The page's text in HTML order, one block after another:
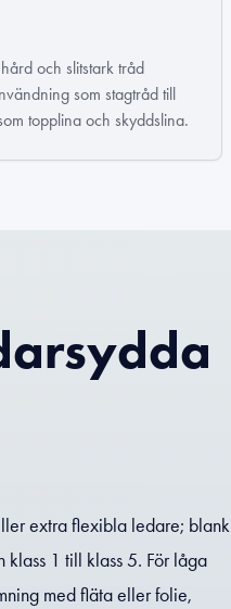
och slitstark tråd
som stagtråd till
topplina och skyddslina.
extra flexibla ledare; blank
1 till klass 5. För låga
med fläta eller folie,